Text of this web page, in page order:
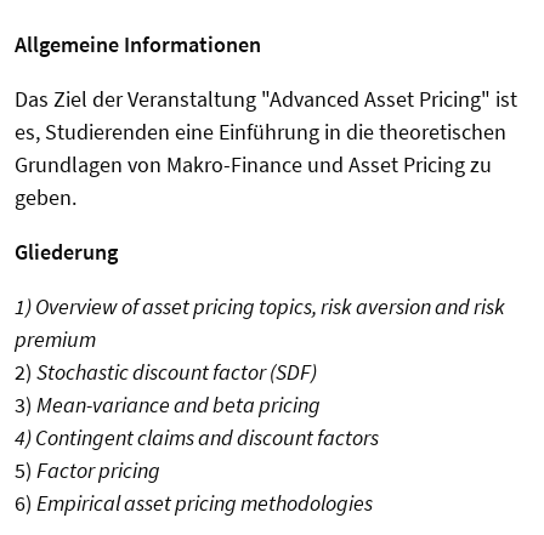
Allgemeine Informationen
Das Ziel der Veranstaltung "Advanced Asset Pricing" ist
es, Studierenden eine Einführung in die theoretischen
Grundlagen von Makro-Finance und Asset Pricing zu
geben.
Gliederung
1) Overview of asset pricing topics, risk aversion and risk
premium
2) Stochastic discount factor (SDF)
3) Mean-variance and beta pricing
4) Contingent claims and discount factors
5) Factor pricing
6) Empirical asset pricing methodologies